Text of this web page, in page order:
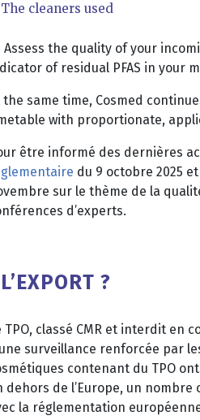
The cleaners used
Assess the quality of your
of residual PFAS in your
the same time, Cosmed
with proportionate,
être informé des dernières
du 9 octobre 2025
sur le thème de la
d’experts.
?
TPO, classé CMR et interdit en
surveillance renforcée par
contenant du TPO
dehors de l’Europe, un
la réglementation